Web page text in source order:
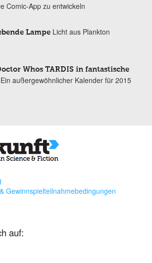
Comic-App zu entwickeln
Lampe Licht aus Plankton
Whos TARDIS in fantastische
Ein außergewöhnlicher Kalender für 2015
Gewinnspielteilnahmebedingungen
auf: